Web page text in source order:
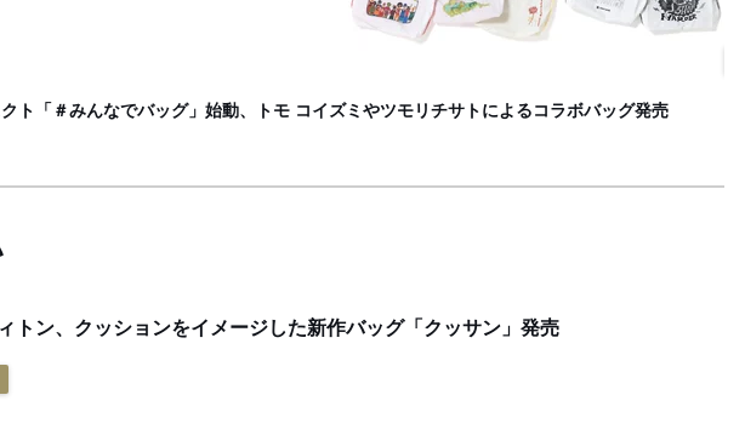
ト「＃みんなでバッグ」始動、トモ コイズミやツモリチサトによるコラボバッグ発売
トン、クッションをイメージした新作バッグ「クッサン」発売